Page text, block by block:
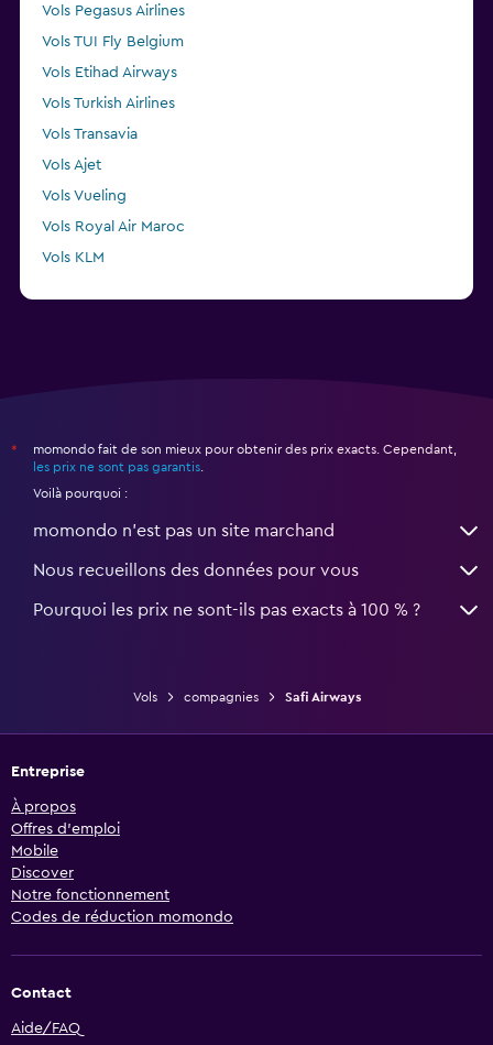
Vols Pegasus Airlines
Vols TUI Fly Belgium
Vols Etihad Airways
Vols Turkish Airlines
Vols Transavia
Vols Ajet
Vols Vueling
Vols Royal Air Maroc
Vols KLM
*
momondo fait de son mieux pour obtenir des prix exacts. Cependant,
les prix ne sont pas garantis
Voilà pourquoi :
momondo n'est pas un site marchand
Nous recueillons des données pour vous
Pourquoi les prix ne sont-ils pas exacts à 100 % ?
Vols compagnies Safi Airways
Entreprise
À propos
Offres d’emploi
Mobile
Discover
Notre fonctionnement
Codes de réduction momondo
Contact
Aide/FAQ